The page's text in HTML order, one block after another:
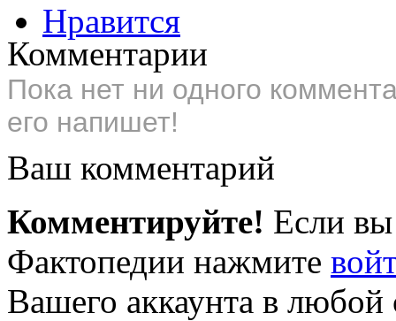
Нравится
Комментарии
Пока нет ни одного
его напишет!
Ваш комментарий
Комментируйте! Если вы
Фактопедии нажмите
Вашего аккаунта в любой